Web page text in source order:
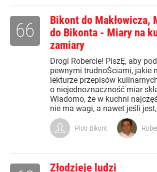
Bikont do Makłowicza,
do Bikonta - Miary na
zamiary
Drogi Robercie! PiszĘ, aby
pewnymi trudnoŚciami, jakie
lekturze przepisów
o niejednoznaczność miar
Wiadomo, że w kuchni
nie ma wagi, a nawet jeśli
66
Piotr Bikont
Złodzieje ludzi